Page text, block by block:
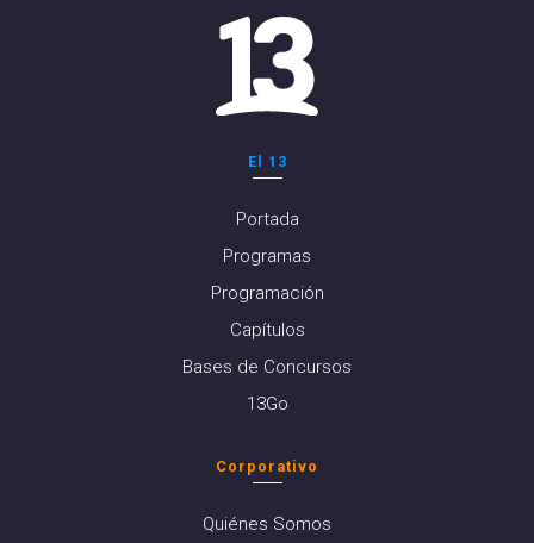
El 13
Portada
Programas
Programación
Capítulos
Bases de Concursos
13Go
Corporativo
Quiénes Somos